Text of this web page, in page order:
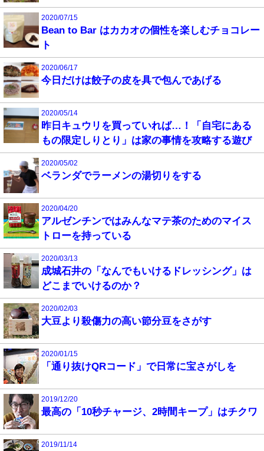
2020/07/15
Bean to Bar はカカオの個性を楽しむチョコレー
ト
2020/06/17
今日だけは餃子の皮を具で包んであげる
2020/05/14
昨日キュウリを買っていれば…！「自宅にある
もの限定しりとり」は家の事情を攻略する遊び
2020/05/02
ベランダでラーメンの湯切りをする
2020/04/20
アルゼンチンではみんなマテ茶のためのマイス
トローを持っている
2020/03/13
成城石井の「なんでもいけるドレッシング」は
どこまでいけるのか？
2020/02/03
大豆より殺傷力の高い節分豆をさがす
2020/01/15
「通り抜けQRコード」で日常に宝さがしを
2019/12/20
最高の「10秒チャージ、2時間キープ」はチクワ
2019/11/14